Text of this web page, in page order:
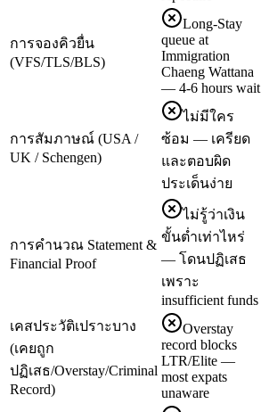
การจองคิวยื่น
(VFS/TLS/BLS)
Long-Stay
queue at
Immigration
Chaeng Wattana
— 4-6 hours wait
การสัมภาษณ์ (USA /
UK / Schengen)
ไม่มีใคร
ซ้อม — เครียด
และตอบผิด
ประเด็นง่าย
การคำนวณ Statement &
Financial Proof
ไม่รู้ว่าเงิน
ขั้นต่ำเท่าไหร่
— โดนปฏิเสธ
เพราะ
insufficient funds
เคสประวัติเปราะบาง
(เคยถูก
ปฏิเสธ/Overstay/Criminal
Record)
Overstay
record blocks
LTR/Elite —
most expats
unaware